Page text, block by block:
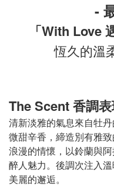
-
「With Love
恆久的溫
The Scent 香調
清新淡雅的氣息來自牡
微甜辛香，締造別有雅
浪漫的情懷，以鈴蘭與
醉人魅力。後調次注入
美麗的邂逅。